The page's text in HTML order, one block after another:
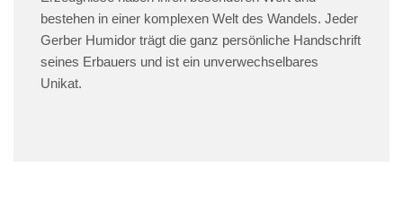
bestehen in einer komplexen Welt des Wandels. Jeder
Gerber Humidor trägt die ganz persönliche Handschrift
seines Erbauers und ist ein unverwechselbares
Unikat.